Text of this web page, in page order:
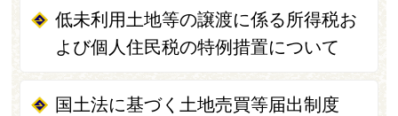
低未利用土地等の譲渡に係る所得税お
よび個人住民税の特例措置について
国土法に基づく土地売買等届出制度